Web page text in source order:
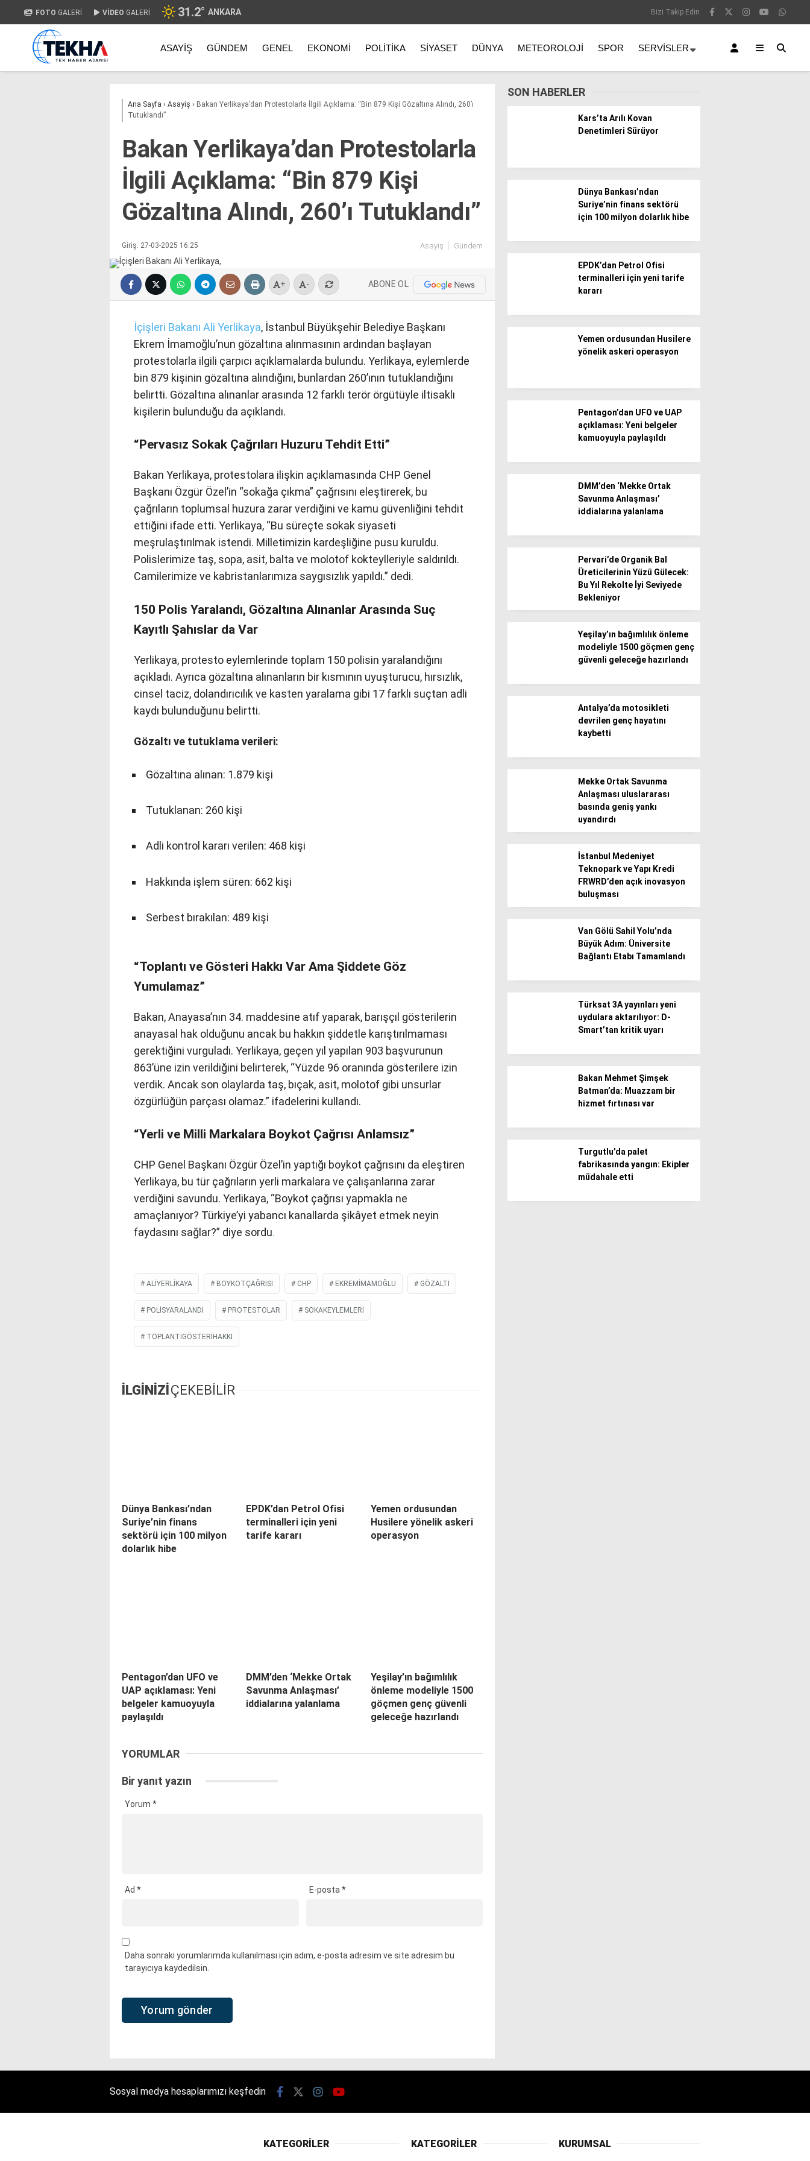
Politika / Siyaset
Magazin
FOTO GALERİ VİDEO GALERİ 31.2° ANKARA Bizi Takip Edin
ASAYIŞ GÜNDEM GENEL EKONOMI POLITIKA SIYASET DÜNYA METEOROLOJI SPOR SERVISLER
Ana Sayfa › Asayiş › Bakan Yerlikaya’dan Protestolarla İlgili Açıklama: “Bin 879 Kişi Gözaltına Alındı, 260’ı
Tutuklandı”
Bakan Yerlikaya’dan Protestolarla
İlgili Açıklama: “Bin 879 Kişi
Gözaltına Alındı, 260’ı Tutuklandı”
Giriş: 27-03-2025 16:25 Asayiş Gündem
+ - ABONE OL
İçişleri Bakanı Ali Yerlikaya, İstanbul Büyükşehir Belediye Başkanı
Ekrem İmamoğlu’nun gözaltına alınmasının ardından başlayan
protestolarla ilgili çarpıcı açıklamalarda bulundu. Yerlikaya, eylemlerde
bin 879 kişinin gözaltına alındığını, bunlardan 260’ının tutuklandığını
belirtti. Gözaltına alınanlar arasında 12 farklı terör örgütüyle iltisaklı
kişilerin bulunduğu da açıklandı.
“Pervasız Sokak Çağrıları Huzuru Tehdit Etti”
Bakan Yerlikaya, protestolara ilişkin açıklamasında CHP Genel
Başkanı Özgür Özel’in “sokağa çıkma” çağrısını eleştirerek, bu
çağrıların toplumsal huzura zarar verdiğini ve kamu güvenliğini tehdit
ettiğini ifade etti. Yerlikaya, “Bu süreçte sokak siyaseti
meşrulaştırılmak istendi. Milletimizin kardeşliğine pusu kuruldu.
Polislerimize taş, sopa, asit, balta ve molotof kokteylleriyle saldırıldı.
Camilerimize ve kabristanlarımıza saygısızlık yapıldı.” dedi.
150 Polis Yaralandı, Gözaltına Alınanlar Arasında Suç
Kayıtlı Şahıslar da Var
Yerlikaya, protesto eylemlerinde toplam 150 polisin yaralandığını
açıkladı. Ayrıca gözaltına alınanların bir kısmının uyuşturucu, hırsızlık,
cinsel taciz, dolandırıcılık ve kasten yaralama gibi 17 farklı suçtan adli
kaydı bulunduğunu belirtti.
Gözaltı ve tutuklama verileri:
Gözaltına alınan: 1.879 kişi
Tutuklanan: 260 kişi
Adli kontrol kararı verilen: 468 kişi
Hakkında işlem süren: 662 kişi
Serbest bırakılan: 489 kişi
“Toplantı ve Gösteri Hakkı Var Ama Şiddete Göz
Yumulamaz”
Bakan, Anayasa’nın 34. maddesine atıf yaparak, barışçıl gösterilerin
anayasal hak olduğunu ancak bu hakkın şiddetle karıştırılmaması
gerektiğini vurguladı. Yerlikaya, geçen yıl yapılan 903 başvurunun
863’üne izin verildiğini belirterek, “Yüzde 96 oranında gösterilere izin
verdik. Ancak son olaylarda taş, bıçak, asit, molotof gibi unsurlar
özgürlüğün parçası olamaz.” ifadelerini kullandı.
“Yerli ve Milli Markalara Boykot Çağrısı Anlamsız”
CHP Genel Başkanı Özgür Özel’in yaptığı boykot çağrısını da eleştiren
Yerlikaya, bu tür çağrıların yerli markalara ve çalışanlarına zarar
verdiğini savundu. Yerlikaya, “Boykot çağrısı yapmakla ne
amaçlanıyor? Türkiye’yi yabancı kanallarda şikâyet etmek neyin
faydasını sağlar?” diye sordu.
ALIYERLIKAYA BOYKOTÇAĞRISI CHP EKREMİMAMOĞLU GÖZALTI
POLISYARALANDI PROTESTOLAR SOKAKEYLEMLERI
TOPLANTIGÖSTERIHAKKI
İLGİNİZİÇEKEBİLİR
Dünya Bankası’ndan
Suriye’nin finans
sektörü için 100 milyon
dolarlık hibe
EPDK’dan Petrol Ofisi
terminalleri için yeni
tarife kararı
Yemen ordusundan
Husilere yönelik askeri
operasyon
Pentagon’dan UFO ve
UAP açıklaması: Yeni
belgeler kamuoyuyla
paylaşıldı
DMM’den ‘Mekke Ortak
Savunma Anlaşması’
iddialarına yalanlama
Yeşilay’ın bağımlılık
önleme modeliyle 1500
göçmen genç güvenli
geleceğe hazırlandı
YORUMLAR
Bir yanıt yazın
Yorum *
Ad * E-posta*
Daha sonraki yorumlarımda kullanılması için adım, e-posta adresim ve site adresim bu
tarayıcıya kaydedilsin.
SON HABERLER
Kars’ta Arılı Kovan
Denetimleri Sürüyor
Dünya Bankası’ndan
Suriye’nin finans sektörü
için 100 milyon dolarlık hibe
EPDK’dan Petrol Ofisi
terminalleri için yeni tarife
kararı
Yemen ordusundan Husilere
yönelik askeri operasyon
Pentagon’dan UFO ve UAP
açıklaması: Yeni belgeler
kamuoyuyla paylaşıldı
DMM’den ‘Mekke Ortak
Savunma Anlaşması’
iddialarına yalanlama
Pervari’de Organik Bal
Üreticilerinin Yüzü Gülecek:
Bu Yıl Rekolte İyi Seviyede
Bekleniyor
Yeşilay’ın bağımlılık önleme
modeliyle 1500 göçmen genç
güvenli geleceğe hazırlandı
Antalya’da motosikleti
devrilen genç hayatını
kaybetti
Mekke Ortak Savunma
Anlaşması uluslararası
basında geniş yankı
uyandırdı
İstanbul Medeniyet
Teknopark ve Yapı Kredi
FRWRD’den açık inovasyon
buluşması
Van Gölü Sahil Yolu’nda
Büyük Adım: Üniversite
Bağlantı Etabı Tamamlandı
Türksat 3A yayınları yeni
uydulara aktarılıyor: D-
Smart’tan kritik uyarı
Bakan Mehmet Şimşek
Batman’da: Muazzam bir
hizmet fırtınası var
Turgutlu’da palet
fabrikasında yangın: Ekipler
müdahale etti
Sosyal medya hesaplarımızı keşfedin
KATEGORİLER KATEGORİLER KURUMSAL